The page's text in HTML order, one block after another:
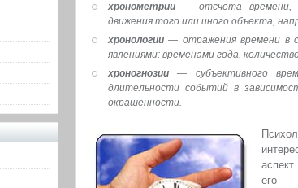
хронометрии — отсчета времени,
движения того или иного объекта,
хронологии— отражения времени в
явлениями: временами года,
хроногнозии— субъективного
длительности событий в
окрашенности.